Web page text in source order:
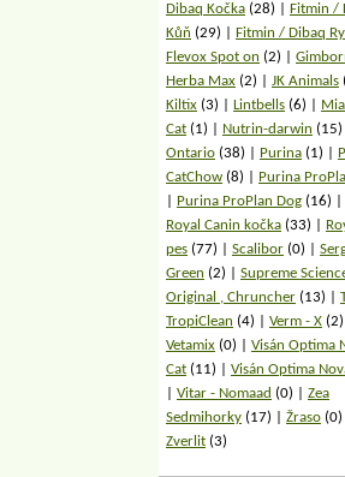
Dibaq Kočka (28)
Fitmin /
Kůň (29) Fitmin / Dibaq
Flevox Spot on (2)
Herba Max (2) JK Animals
Kiltix (3) Lintbells (6)
Cat (1) Nutrin-darwin (15)
Ontario (38) Purina (1)
CatChow (8) Purina
Purina ProPlan Dog (16)
Royal Canin kočka (33)
pes (77) Scalibor (0)
Green (2)
Supreme
Original , Chruncher (13)
TropiClean (4) Verm - X (2)
Vetamix (0)
Visán Optima
Cat (11) Visán Optima
Vitar - Nomaad (0)
Zea
Sedmihorky (17) Žraso (0)
Zverlit (3)